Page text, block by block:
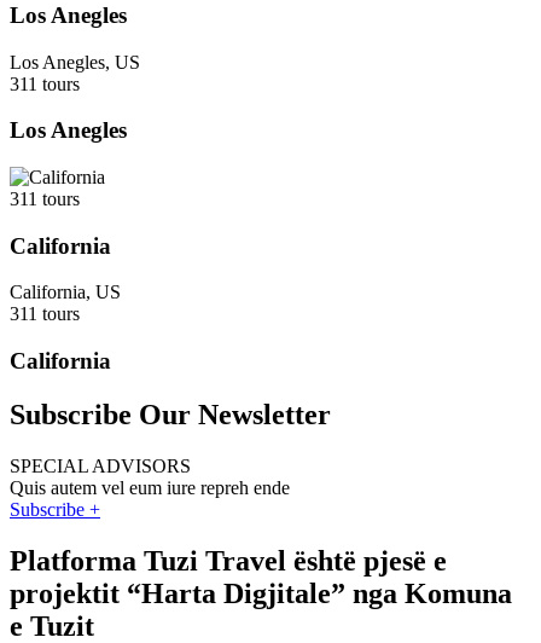
Los Anegles
Los Anegles, US
311 tours
Los Anegles
311 tours
California
California, US
311 tours
California
Subscribe Our Newsletter
SPECIAL ADVISORS
Quis autem vel eum iure repreh ende
Subscribe +
Platforma Tuzi Travel është pjesë e
projektit “Harta Digjitale” nga Komuna
e Tuzit